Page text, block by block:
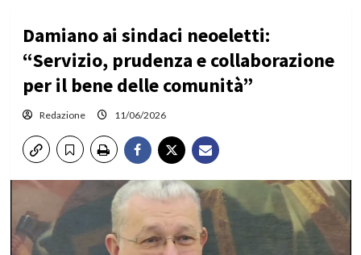
Damiano ai sindaci neoeletti:
“Servizio, prudenza e collaborazione
per il bene delle comunità”
Redazione 11/06/2026